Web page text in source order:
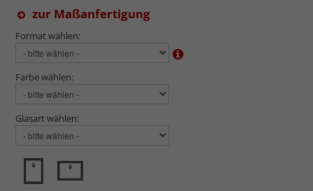
zur Maßanfertigung
Format wählen:
Farbe wählen:
Glasart wählen: